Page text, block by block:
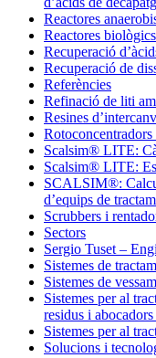
Reactores
Reactores
Recuperació
Recuperació de
Referències
Refinació de liti
Resines
Rotoconcentradors
Scalsim® LITE:
Scalsim® LITE:
SCALSIM®:
d’equips de
Scrubbers i
Sectors
Sergio Tuset –
Sistemes de
Sistemes de
Sistemes per al
residus i
Sistemes per al
Solucions i